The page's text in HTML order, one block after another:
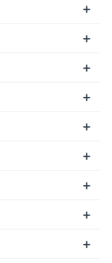
+
+
+
+
+
+
+
+
+